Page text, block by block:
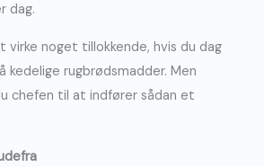
dag.
virke noget tillokkende, hvis du dag
rugbrødsmadder. Men
chefen til at indfører sådan et